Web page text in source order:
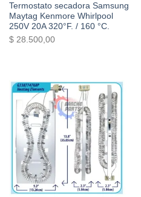
Termostato secadora Samsung
Maytag Kenmore Whirlpool
250V 20A 320°F. / 160 °C.
$28.500,00